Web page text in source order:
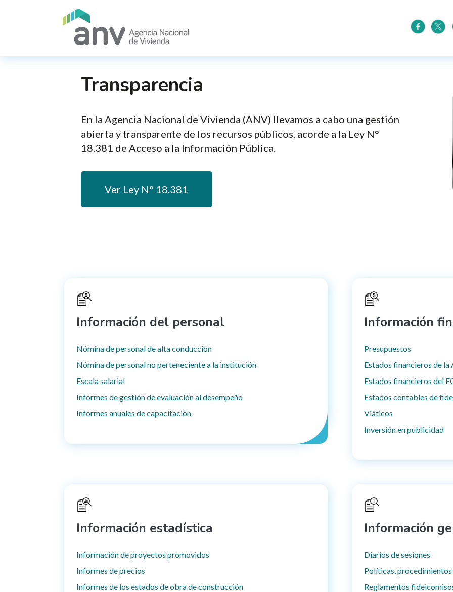
Transparencia
En la Agencia Nacional de Vivienda (ANV) llevamos a cabo una gestión
abierta y transparente de los recursos públicos, acorde a la Ley N°
18.381 de Acceso a la Información Pública.
Ver Ley N° 18.381
Información del personal
Nómina de personal de alta conducción
Nómina de personal no perteneciente a la institución
Escala salarial
Informes de gestión de evaluación al desempeño
Informes anuales de capacitación
Información
Presupuestos
Estados financieros de la
Estados financieros del
Estados contables de
Viáticos
Inversión en publicidad
Información estadística
Información de proyectos promovidos
Informes de precios
Informes de los estados de obra de construcción
Información
Diarios de sesiones
Políticas,
Reglamentos